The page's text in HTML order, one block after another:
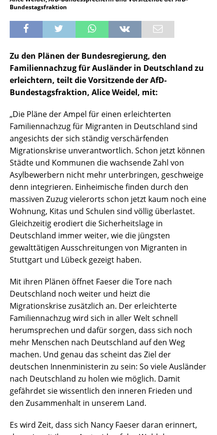
Bundestagsfraktion
Zu den Plänen der Bundesregierung, den
Familiennachzug für Ausländer in Deutschland zu
erleichtern, teilt die Vorsitzende der AfD-
Bundestagsfraktion, Alice Weidel, mit:
„Die Pläne der Ampel für einen erleichterten
Familiennachzug für Migranten in Deutschland sind
angesichts der sich ständig verschärfenden
Migrationskrise unverantwortlich. Schon jetzt können
Städte und Kommunen die wachsende Zahl von
Asylbewerbern nicht mehr unterbringen, geschweige
denn integrieren. Einheimische finden durch den
massiven Zuzug vielerorts schon jetzt kaum noch eine
Wohnung, Kitas und Schulen sind völlig überlastet.
Gleichzeitig erodiert die Sicherheitslage in
Deutschland immer weiter, wie die jüngsten
gewalttätigen Ausschreitungen von Migranten in
Stuttgart und Lübeck gezeigt haben.
Mit ihren Plänen öffnet Faeser die Tore nach
Deutschland noch weiter und heizt die
Migrationskrise zusätzlich an. Der erleichterte
Familiennachzug wird sich in aller Welt schnell
herumsprechen und dafür sorgen, dass sich noch
mehr Menschen nach Deutschland auf den Weg
machen. Und genau das scheint das Ziel der
deutschen Innenministerin zu sein: So viele Ausländer
nach Deutschland zu holen wie möglich. Damit
gefährdet sie wissentlich den inneren Frieden und
den Zusammenhalt in unserem Land.
Es wird Zeit, dass sich Nancy Faeser daran erinnert,